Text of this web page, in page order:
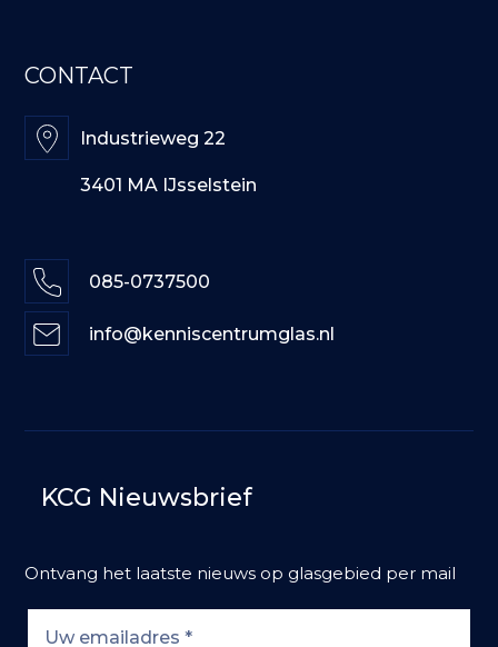
CONTACT
Industrieweg 22
3401 MA IJsselstein
085-0737500
info@kenniscentrumglas.nl
KCG Nieuwsbrief
Ontvang het laatste nieuws op glasgebied per mail